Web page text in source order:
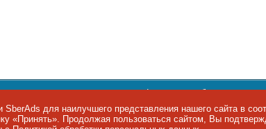
персональных данных,информация об авторских
+7 495 974-22-60. Факс: +7 495 974-22-63. E-mail:
для наилучшего представления нашего сайта в
«Принять». Продолжая пользоваться сайтом, Вы